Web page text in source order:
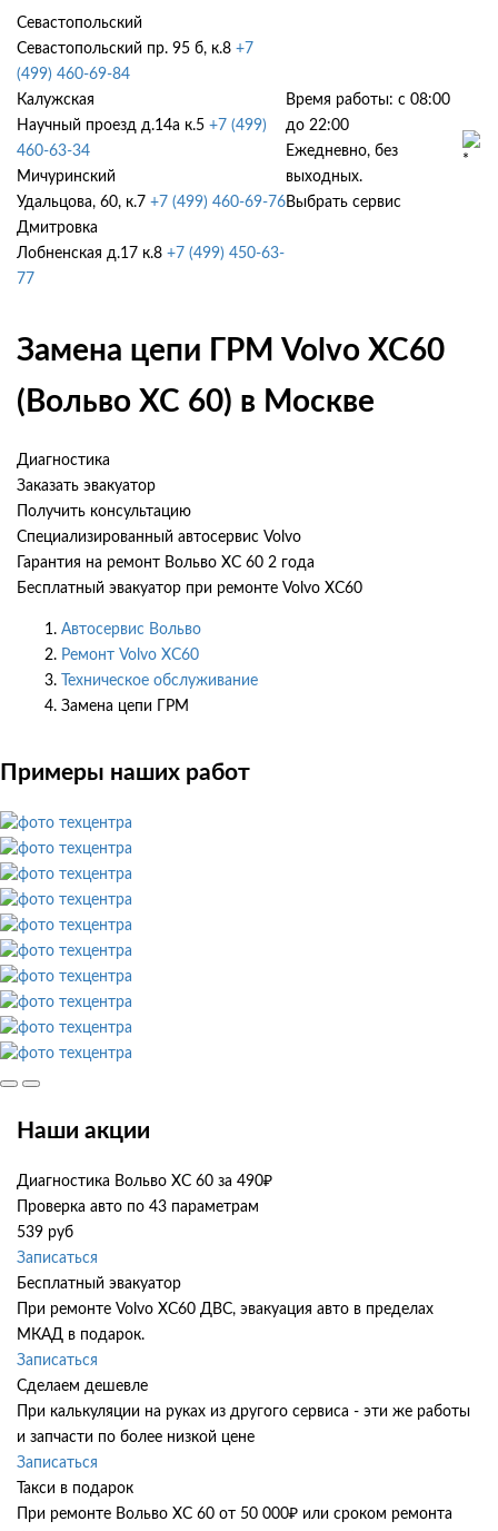
Севастопольский
Севастопольский пр. 95 б, к.8 +7
(499) 460-69-84
Калужская
Научный проезд д.14а к.5 +7 (499)
460-63-34
Мичуринский
Удальцова, 60, к.7 +7 (499) 460-69-76
Дмитровка
Лобненская д.17 к.8 +7 (499) 450-63-
77
Время работы: с 08:00
до 22:00
Ежедневно, без
выходных.
Выбрать сервис
Замена цепи ГРМ Volvo XC60
(Вольво ХС 60) в Москве
Диагностика
Заказать эвакуатор
Получить консультацию
Специализированный автосервис Volvo
Гарантия на ремонт Вольво ХС 60 2 года
Бесплатный эвакуатор при ремонте Volvo XC60
Автосервис Вольво
Ремонт Volvo XC60
Техническое обслуживание
Замена цепи ГРМ
Примеры наших работ
Наши акции
Диагностика Вольво ХС 60 за 490₽
Проверка авто по 43 параметрам
539 руб
Записаться
Бесплатный эвакуатор
При ремонте Volvo XC60 ДВС, эвакуация авто в пределах
МКАД в подарок.
Записаться
Сделаем дешевле
При калькуляции на руках из другого сервиса - эти же работы
и запчасти по более низкой цене
Записаться
Такси в подарок
При ремонте Вольво ХС 60 от 50 000₽ или сроком ремонта